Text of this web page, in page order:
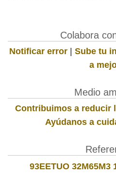
Colabora
Notificar error | Sube tu
a
Medio
Contribuimos a reducir
Ayúdanos a
93EETUO 32M65M3